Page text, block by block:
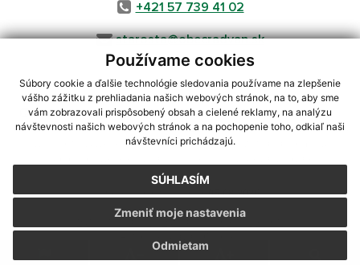
Používame cookies
Súbory cookie a ďalšie technológie sledovania používame na zlepšenie
vášho zážitku z prehliadania našich webových stránok, na to, aby sme
vám zobrazovali prispôsobený obsah a cielené reklamy, na analýzu
návštevnosti našich webových stránok a na pochopenie toho, odkiaľ naši
návštevníci prichádzajú.
SÚHLASÍM
Odmietam
Zmeniť moje nastavenia
+421 57 739 41 02
starosta@obecradvan.sk
využite možnosť získavania aktuálnych informácií s využitím RSS
CMS systém (redakčný) systém ECHELON 2,Mapa stránok,web portál
webex.digital, s.r.o.,domény,registrácia domény
Posledná aktualizácia:05.08.2026
Vytlačiť stránku|Vyhlásenie o prístupnosti